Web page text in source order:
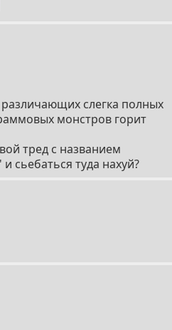
различающих слегка полных
монстров горит
тред с названием
сьебаться туда нахуй?